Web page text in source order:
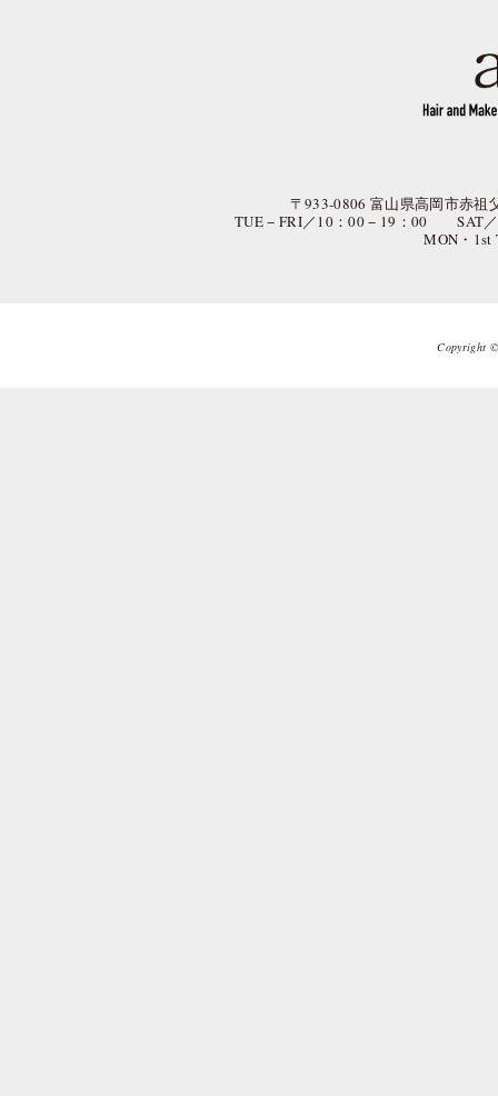
〒933-0806 富山県高岡市赤
TUE − FRI／10：00 − 19：00 SAT
MON・1st
Copyright